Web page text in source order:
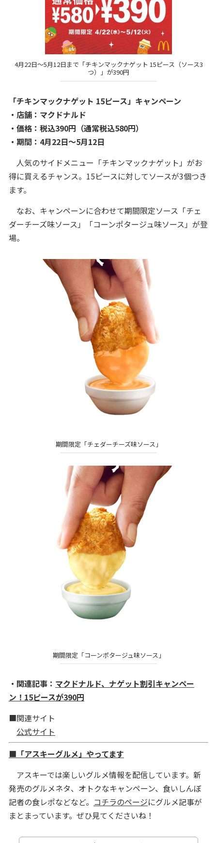
4月22日～5月12日まで「チキンマックナゲット 15ピース（ソース3
つ）」が390円
「チキンマックナゲット 15ピース」キャンペーン
・店舗：マクドナルド
・価格：税込390円（通常税込580円）
・期間：4月22日～5月12日
人気のサイドメニュー「チキンマックナゲット」がお
得に買えるチャンス。15ピースに対してソースが3個つき
ます。
なお、キャンペーンに合わせて期間限定ソース「チェ
ダーチーズ味ソース」「コーンポタージュ味ソース」が登
場。
期間限定「チェダーチーズ味ソース」
期間限定「コーンポタージュ味ソース」
・関連記事： マクドナルド、ナゲット割引キャンペー
ン！15ピースが390円
■関連サイト
公式サイト
■「アスキーグルメ」やってます
アスキーでは楽しいグルメ情報を配信しています。新
発売のグルメネタ、オトクなキャンペーン、食いしんぼ
記者の食レポなどなど。 コチラのページにグルメ記事が
まとまっています。ぜひ見てくださいね！